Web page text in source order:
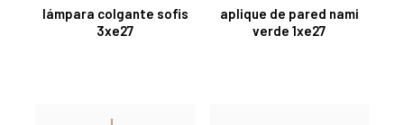
lámpara colgante sofis
3xe27
aplique de pared nami
verde 1xe27